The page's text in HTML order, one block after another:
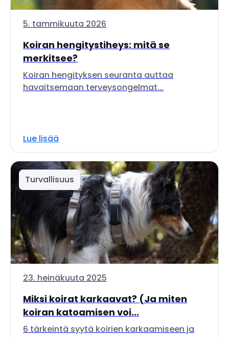
5. tammikuuta 2026
Koiran hengitystiheys: mitä se
merkitsee?
Koiran hengityksen seuranta auttaa
havaitsemaan terveysongelmat...
Lue lisää
Turvallisuus
23. heinäkuuta 2025
Miksi koirat karkaavat? (Ja miten
koiran katoamisen voi...
6 tärkeintä syytä koirien karkaamiseen ja